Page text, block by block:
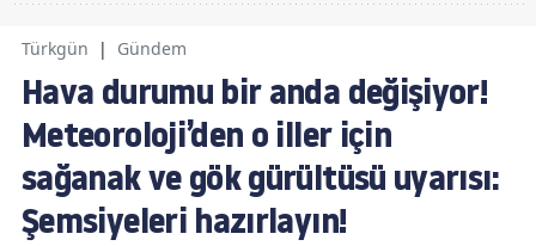
Türkgün | Gündem
Hava durumu bir anda değişiyor!
Meteoroloji’den o iller için
sağanak ve gök gürültüsü uyarısı:
Şemsiyeleri hazırlayın!